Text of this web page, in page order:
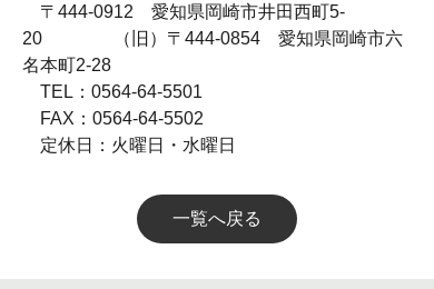
〒444-0912 愛知県岡崎市井田西町5-
20 （旧）〒444-0854 愛知県岡崎市六
名本町2-28
TEL：0564-64-5501
FAX：0564-64-5502
定休日：火曜日・水曜日
一覧へ戻る